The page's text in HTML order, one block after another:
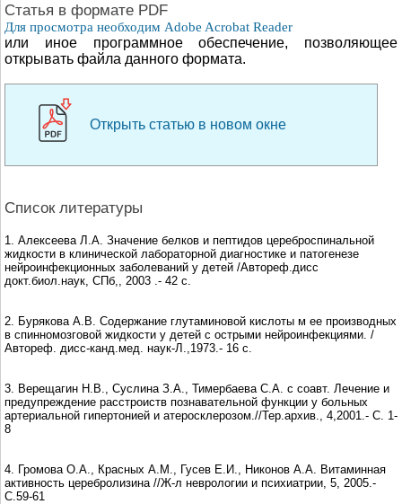
Cтатья в формате PDF
Для просмотра необходим Adobe Acrobat Reader
или иное программное обеспечение, позволяющее
открывать файла данного формата.
Открыть статью в новом окне
Список литературы
1. Алексеева Л.А. Значение белков и пептидов цереброспинальной
жидкости в клинической лабораторной диагностике и патогенезе
нейроинфекционных заболеваний у детей /Автореф.дисс
докт.биол.наук, СПб,, 2003 .- 42 с.
2. Бурякова А.В. Содержание глутаминовой кислоты м ее производных
в спинномозговой жидкости у детей с острыми нейроинфекциями. /
Автореф. дисс-канд.мед. наук-Л.,1973.- 16 с.
3. Верещагин Н.В., Суслина З.А., Тимербаева С.А. с соавт. Лечение и
предупреждение расстроиств познавательной функции у больных
артериальной гипертонией и атеросклерозом.//Тер.архив., 4,2001.- С. 1-
8
4. Громова О.А., Красных А.М., Гусев Е.И., Никонов А.А. Витаминная
активность церебролизина //Ж-л неврологии и психиатрии, 5, 2005.-
С.59-61